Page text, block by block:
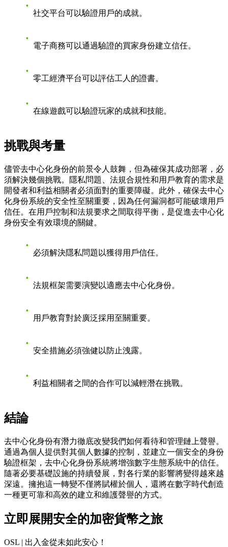
社交平台可以驗證用戶的成就。
電子商務可以通過驗證的買家身份建立信任。
零工經濟平台可以評估工人的證書。
在線遊戲可以驗證玩家的成就和技能。
挑戰與考量
儘管去中心化身份的前景令人鼓舞，但為確保其成功部署，必
須解決幾個挑戰。隱私問題、法規合規性和用戶教育的需求是
開發者和利益相關者必須面對的重要障礙。此外，確保去中心
化身份系統的安全性至關重要，因為任何漏洞都可能破壞用戶
信任。在用戶控制和法規要求之間取得平衡，是促進去中心化
身份安全有效環境的關鍵。
必須解決隱私問題以獲得用戶信任。
法規框架需要演變以適應去中心化身份。
用戶教育對於廣泛採用至關重要。
安全措施必須強健以防止洩露。
利益相關者之間的合作可以減輕潛在挑戰。
結論
去中心化身份有潛力徹底改變我們如何看待和管理鏈上聲譽。
通過為個人提供對其個人數據的控制，並建立一個安全的身份
驗證框架，去中心化身份系統將增強數字生態系統中的信任。
隨著必要基礎設施的持續發展，對各行業的影響將變得越來越
深遠。擁抱這一轉變不僅將賦權於個人，還將在數字時代創造
一種更可靠和高效的建立和維護聲譽的方式。
立即展開安全的加密貨幣之旅
OSL | 出入金從未如此安心！